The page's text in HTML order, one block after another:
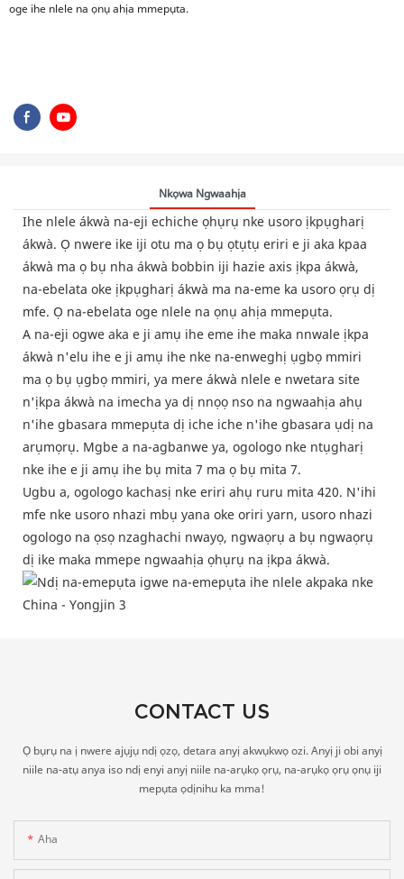
oge ihe nlele na ọnụ ahịa mmepụta.
Nkọwa Ngwaahịa
Ihe nlele ákwà na-eji echiche ọhụrụ nke usoro ịkpụgharị
ákwà. Ọ nwere ike iji otu ma ọ bụ ọtụtụ eriri e ji aka kpaa
ákwà ma ọ bụ nha ákwà bobbin iji hazie axis ịkpa ákwà,
na-ebelata oke ịkpụgharị ákwà ma na-eme ka usoro ọrụ dị
mfe. Ọ na-ebelata oge nlele na ọnụ ahịa mmepụta.
A na-eji ogwe aka e ji amụ ihe eme ihe maka nnwale ịkpa
ákwà n'elu ihe e ji amụ ihe nke na-enweghị ụgbọ mmiri
ma ọ bụ ụgbọ mmiri, ya mere ákwà nlele e nwetara site
n'ịkpa ákwà na imecha ya dị nnọọ nso na ngwaahịa ahụ
n'ihe gbasara mmepụta dị iche iche n'ihe gbasara ụdị na
arụmọrụ. Mgbe a na-agbanwe ya, ogologo nke ntụgharị
nke ihe e ji amụ ihe bụ mita 7 ma ọ bụ mita 7.
Ugbu a, ogologo kachasị nke eriri ahụ ruru mita 420. N'ihi
mfe nke usoro nhazi mbụ yana oke oriri yarn, usoro nhazi
ogologo na ọsọ nzaghachi nwayọ, ngwaọrụ a bụ ngwaọrụ
dị ike maka mmepe ngwaahịa ọhụrụ na ịkpa ákwà.
CONTACT US
Ọ bụrụ na ị nwere ajụjụ ndị ọzọ, detara anyị akwụkwọ ozi. Anyị ji obi anyị
niile na-atụ anya iso ndị enyi anyị niile na-arụkọ ọrụ, na-arụkọ ọrụ ọnụ iji
mepụta ọdịnihu ka mma!
Aha